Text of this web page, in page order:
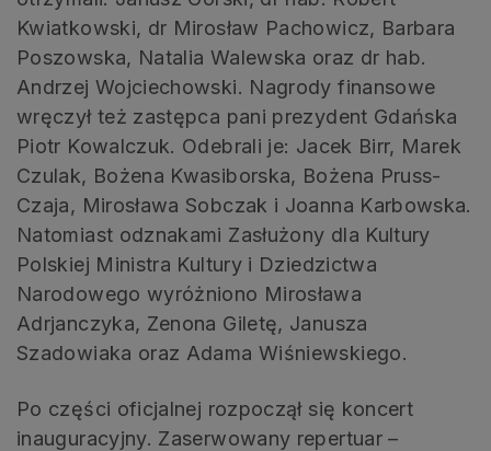
Kwiatkowski, dr Mirosław Pachowicz, Barbara
Poszowska, Natalia Walewska oraz dr hab.
Andrzej Wojciechowski. Nagrody finansowe
wręczył też zastępca pani prezydent Gdańska
Piotr Kowalczuk. Odebrali je: Jacek Birr, Marek
Czulak, Bożena Kwasiborska, Bożena Pruss-
Czaja, Mirosława Sobczak i Joanna Karbowska.
Natomiast odznakami Zasłużony dla Kultury
Polskiej Ministra Kultury i Dziedzictwa
Narodowego wyróżniono Mirosława
Adrjanczyka, Zenona Giletę, Janusza
Szadowiaka oraz Adama Wiśniewskiego.
Po części oficjalnej rozpoczął się koncert
inauguracyjny. Zaserwowany repertuar –